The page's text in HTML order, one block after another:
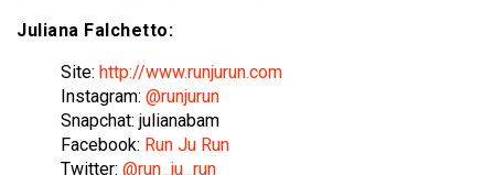
Juliana Falchetto:
Site: http://www.runjurun.com
Instagram: @runjurun
Snapchat: julianabam
Facebook: Run Ju Run
Twitter: @run_ju_run